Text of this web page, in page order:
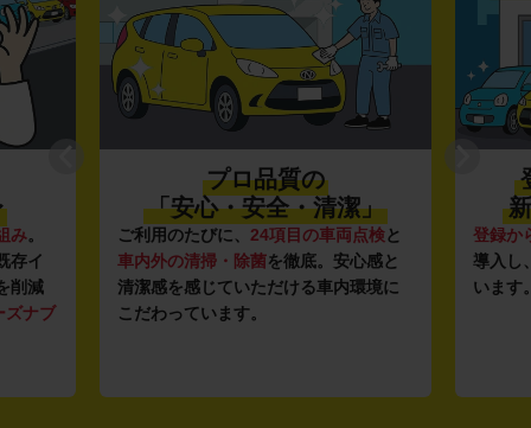
み。
存イ
削減
ズナブ
プロ品質の
「安心・安全・清潔」
ご利用のたびに、 24項目の車両点検と
車内外の清掃・除菌を徹底。安心感と
清潔感を感じていただける車内環境に
こだわっています。
登録か
導入し
います